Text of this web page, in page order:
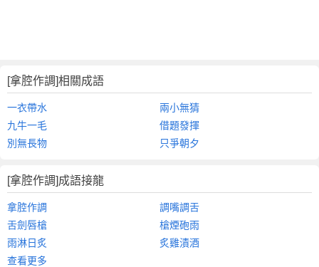
[拿腔作調]相關成語
一衣帶水
兩小無猜
九牛一毛
借題發揮
別無長物
只爭朝夕
[拿腔作調]成語接龍
拿腔作調
調嘴調舌
舌劍唇槍
槍煙砲雨
雨淋日炙
炙雞漬酒
查看更多